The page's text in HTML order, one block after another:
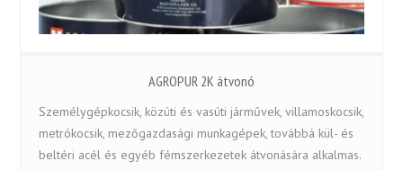
AGROPUR 2K átvonó
Személygépkocsik, közúti és vasúti járművek, villamoskocsik,
metrókocsik, mezőgazdasági munkagépek, továbbá kül- és
beltéri acél és egyéb fémszerkezetek átvonására alkalmas.